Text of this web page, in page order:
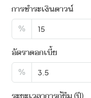
การชำระเงินดาวน์
%
อัตราดอกเบี้ย
%
ระยะเวลาการกู้ยืม (ปี)